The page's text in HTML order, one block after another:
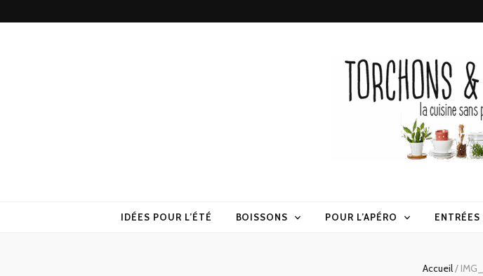
IDÉES POUR L’ÉTÉ BOISSONS POUR L’APÉRO ENTRÉES
Accueil/